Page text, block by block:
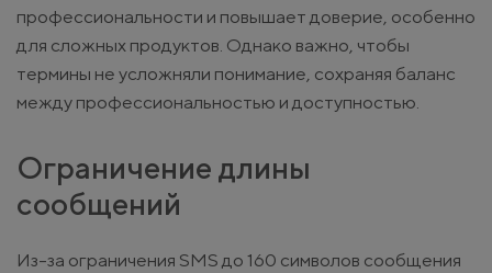
профессиональности и повышает доверие, особенно
для сложных продуктов. Однако важно, чтобы
термины не усложняли понимание, сохраняя баланс
между профессиональностью и доступностью.
Ограничение длины
сообщений
Из-за ограничения SMS до 160 символов сообщения